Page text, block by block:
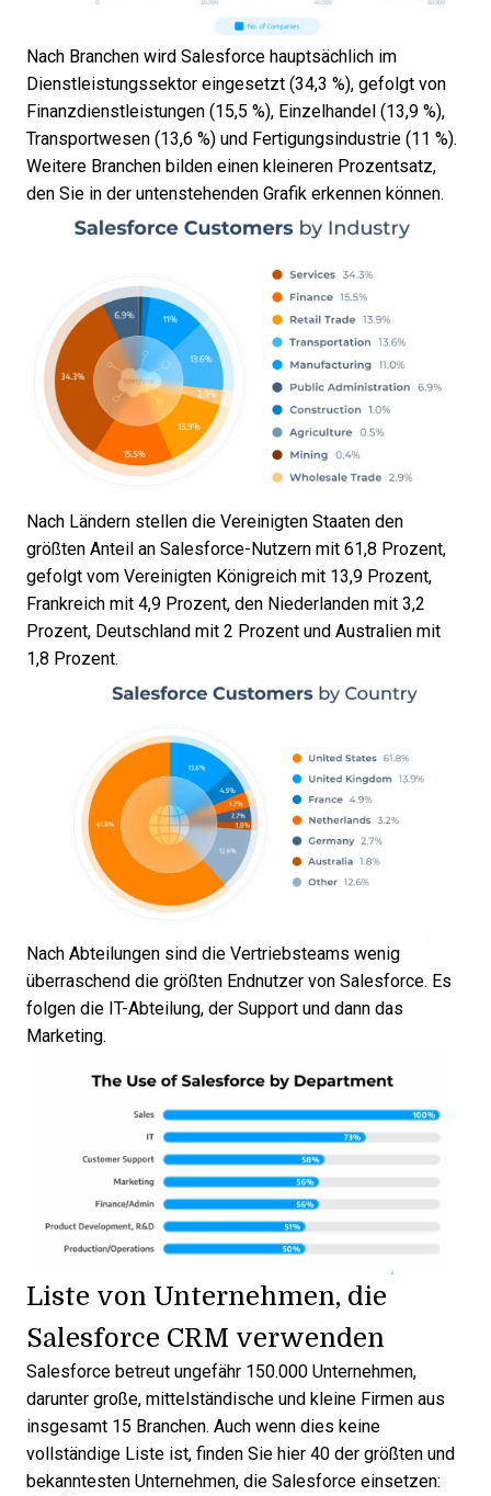
Nach Branchen wird Salesforce hauptsächlich im
Dienstleistungssektor eingesetzt (34,3 %), gefolgt von
Finanzdienstleistungen (15,5 %), Einzelhandel (13,9 %),
Transportwesen (13,6 %) und Fertigungsindustrie (11 %).
Weitere Branchen bilden einen kleineren Prozentsatz,
den Sie in der untenstehenden Grafik erkennen können.
Nach Ländern stellen die Vereinigten Staaten den
größten Anteil an Salesforce-Nutzern mit 61,8 Prozent,
gefolgt vom Vereinigten Königreich mit 13,9 Prozent,
Frankreich mit 4,9 Prozent, den Niederlanden mit 3,2
Prozent, Deutschland mit 2 Prozent und Australien mit
1,8 Prozent.
Nach Abteilungen sind die Vertriebsteams wenig
überraschend die größten Endnutzer von Salesforce. Es
folgen die IT-Abteilung, der Support und dann das
Marketing.
Liste von Unternehmen, die
Salesforce CRM verwenden
Salesforce betreut ungefähr 150.000 Unternehmen,
darunter große, mittelständische und kleine Firmen aus
insgesamt 15 Branchen. Auch wenn dies keine
vollständige Liste ist, finden Sie hier 40 der größten und
bekanntesten Unternehmen, die Salesforce einsetzen: